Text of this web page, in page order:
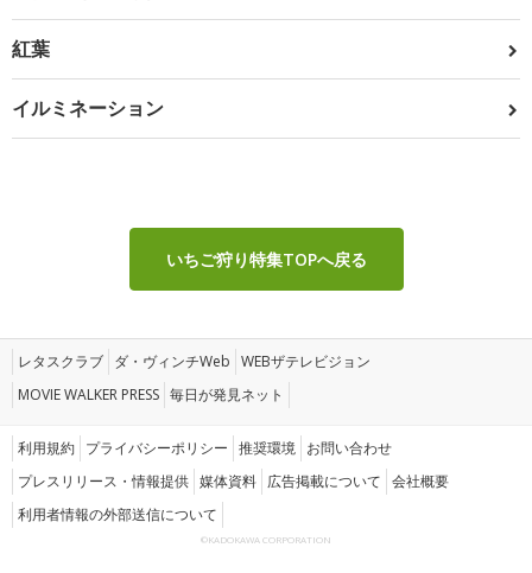
紅葉
イルミネーション
いちご狩り特集TOPへ戻る
レタスクラブ ダ・ヴィンチWeb WEBザテレビジョン
MOVIE WALKER PRESS 毎日が発見ネット
利用規約 プライバシーポリシー 推奨環境 お問い合わせ
プレスリリース・情報提供 媒体資料 広告掲載について 会社概要
利用者情報の外部送信について
©KADOKAWA CORPORATION